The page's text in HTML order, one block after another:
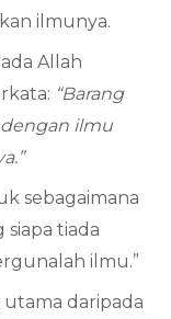
ilmunya.
Allah
“Barang
dengan ilmu
sebagaimana
siapa tiada
ilmu.”
daripada